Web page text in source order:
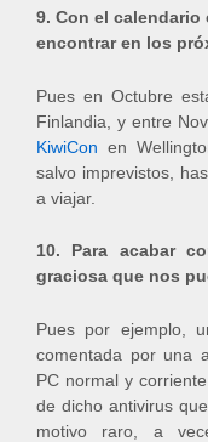
9. Con el calendario
encontrar en los
Pues en Octubre
Finlandia, y entre
KiwiConen
salvo imprevistos,
a viajar.
10. Para acabar
graciosa que nos
Pues por ejemplo,
comentada por una
PC normal y
de dicho antivirus
motivo raro, a